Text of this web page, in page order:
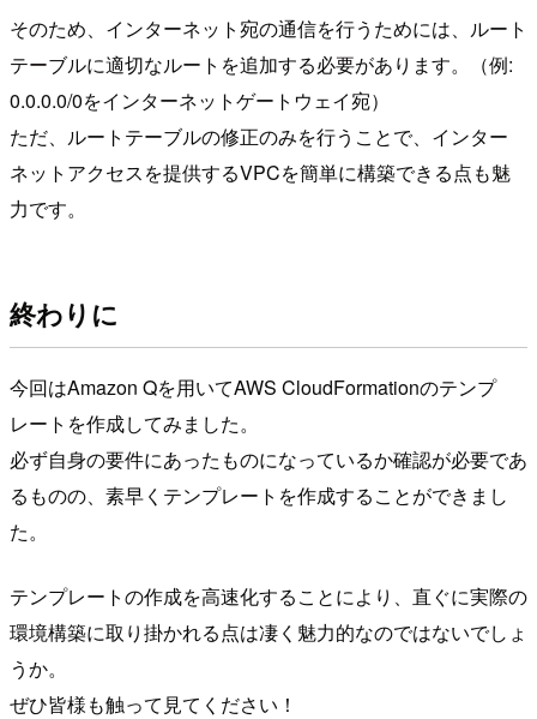
そのため、インターネット宛の通信を行うためには、ルート
テーブルに適切なルートを追加する必要があります。（例:
0.0.0.0/0をインターネットゲートウェイ宛）
ただ、ルートテーブルの修正のみを行うことで、インター
ネットアクセスを提供するVPCを簡単に構築できる点も魅
力です。
終わりに
今回はAmazon Qを用いてAWS CloudFormationのテンプ
レートを作成してみました。
必ず自身の要件にあったものになっているか確認が必要であ
るものの、素早くテンプレートを作成することができまし
た。
テンプレートの作成を高速化することにより、直ぐに実際の
環境構築に取り掛かれる点は凄く魅力的なのではないでしょ
うか。
ぜひ皆様も触って見てください！